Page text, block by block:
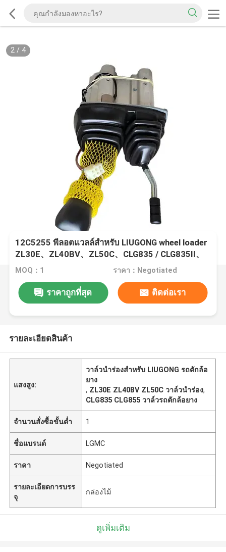
2/ 4
12C5255 พีลอตแวลล์สําหรับ LIUGONG wheel loader
ZL30E、ZL40BV、ZL50C、CLG835 / CLG835II、
CLG855
MOQ：1 ราคา：Negotiated
ราคาถูกที่สุด ติดต่อเรา
รายละเอียดสินค้า
แสงสูง:
วาล์วนำร่องสำหรับ LIUGONG รถตักล้อ
ยาง
, ZL30E ZL40BV ZL50C วาล์วนำร่อง,
CLG835 CLG855 วาล์วรถตักล้อยาง
จำนวนสั่งซื้อขั้นต่ำ 1
ชื่อแบรนด์ LGMC
ราคา Negotiated
รายละเอียดการบรร
จุ
กล่องไม้
ดูเพิ่มเติม